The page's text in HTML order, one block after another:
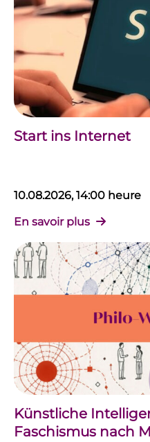
Start ins Internet
10.08.2026, 14:00 heure
En savoir plus
Künstliche
Faschismus nach